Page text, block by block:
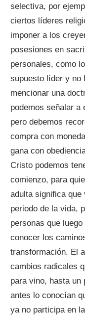
selectiva, por
ciertos líderes
imponer a los
posesiones en
personales, como
supuesto líder y no
mencionar una
podemos señalar a
pero debemos
compra con
gana con
Cristo podemos
comienzo, para
adulta significa que
periodo de la vida,
personas que
conocer los
transformación. El
cambios radicales
para vino, hasta un
antes lo conocían
ya no participa en